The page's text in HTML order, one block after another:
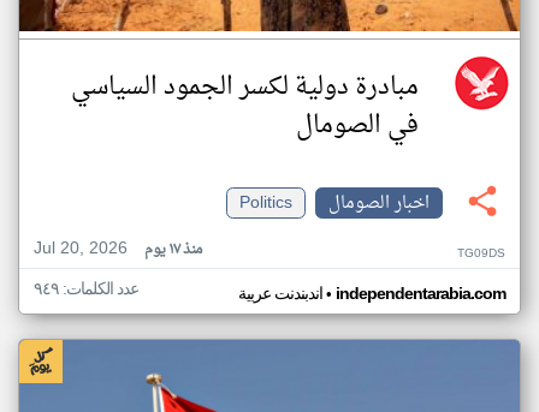
مبادرة دولية لكسر الجمود السياسي
في الصومال
اخبار الصومال
Politics
Jul 20, 2026
منذ ١٧ يوم TG09DS
اندبندنت عربية• independentarabia.com عدد الكلمات: ٩٤٩